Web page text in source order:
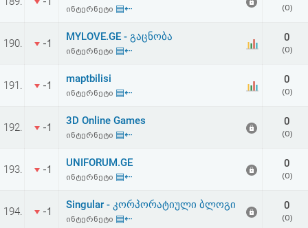
პასუხისმგებლობის
უარყოფა
ინტერნეტი ▤⇠ (0)
190. -1
MYLOVE.GE - გაცნობა
ინტერნეტი ▤⇠
0
(0)
191. -1
maptbilisi
ინტერნეტი ▤⇠
0
(0)
192. -1
3D Online Games
ინტერნეტი ▤⇠
0
(0)
193. -1
UNIFORUM.GE
ინტერნეტი ▤⇠
0
(0)
194. -1
Singular - კორპორატიული ბლოგი
ინტერნეტი ▤⇠
0
(0)